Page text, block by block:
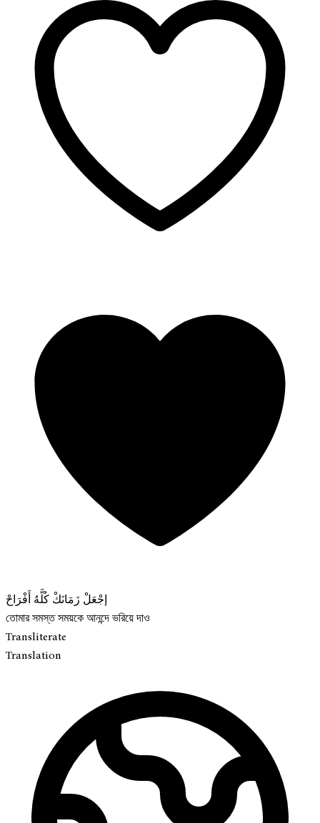
إجْعَلْ زَمَانَكْ كُلَّهُ أَفْرَاحْ
তোমার সমস্ত সময়কে আনন্দে ভরিয়ে দাও
Transliterate
Translation